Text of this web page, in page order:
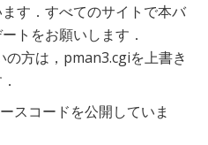
す．すべてのサイトで本バ
トをお願いします．
の方は，pman3.cgiを上書き
スコードを公開していま